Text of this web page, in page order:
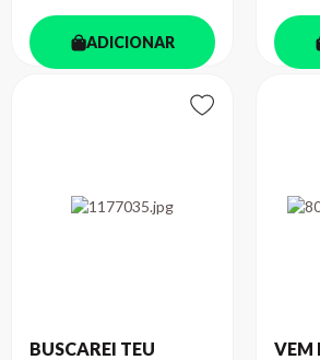
ADICIONAR
BUSCAREI TEU
VEM